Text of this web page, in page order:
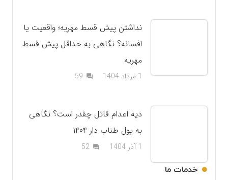
نداشتن پیش قسط مهریه؛ واقعیت یا
افسانه؟ نگاهی به حداقل پیش قسط
مهریه
1 مرداد 1404 question_answer
59دیدگاه
دیه اعدام قاتل چقدر است؟ نگاهی
به پول طناب دار ۱۴۰۴
1 آذر 1404 question_answer
52دیدگاه
خدمات ما